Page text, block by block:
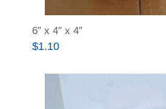
6″ x 4″ x 4″
$1.10